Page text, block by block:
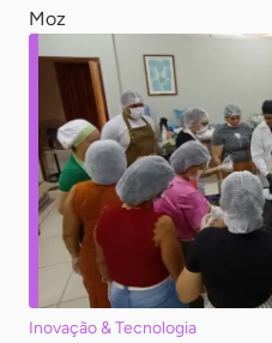
Moz
Inovação & Tecnologia